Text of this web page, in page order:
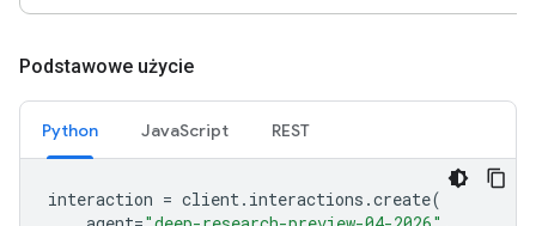
Podstawowe użycie
Python JavaScript REST
interaction = client. interactions .create(